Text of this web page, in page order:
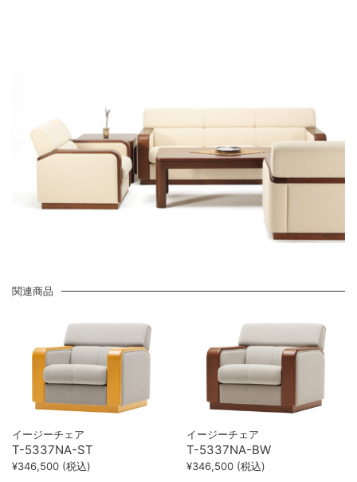
関連商品
イージーチェア
T-5337NA-ST
¥346,500 (税込)
イージーチェア
T-5337NA-BW
¥346,500 (税込)